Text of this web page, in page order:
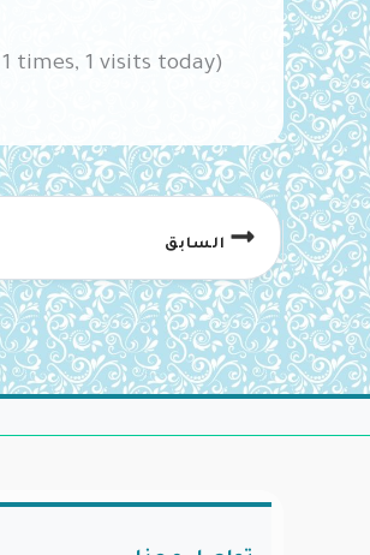
(Visited 1 times, 1 visits today)
السابق